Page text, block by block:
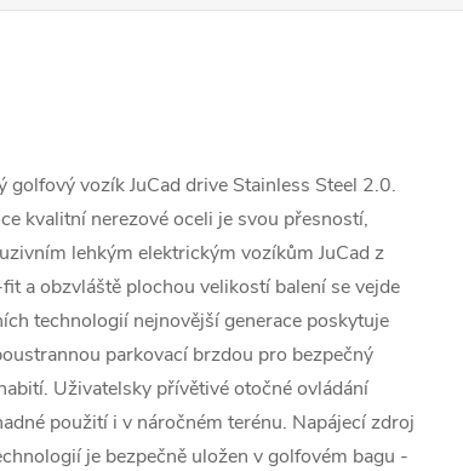
vozík JuCad drive Stainless Steel 2.0.
kvalitní nerezové oceli je svou přesností,
lehkým elektrickým vozíkům JuCad z
a obzvláště plochou velikostí balení se vejde
technologií nejnovější generace poskytuje
parkovací brzdou pro bezpečný
Uživatelsky přívětivé otočné ovládání
použití i v náročném terénu. Napájecí zdroj
je bezpečně uložen v golfovém bagu -